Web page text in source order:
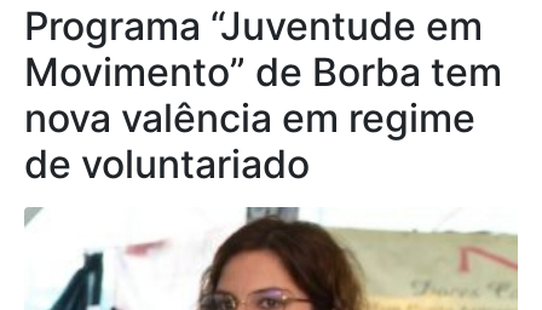
Programa “Juventude em
Movimento” de Borba tem
nova valência em regime
de voluntariado